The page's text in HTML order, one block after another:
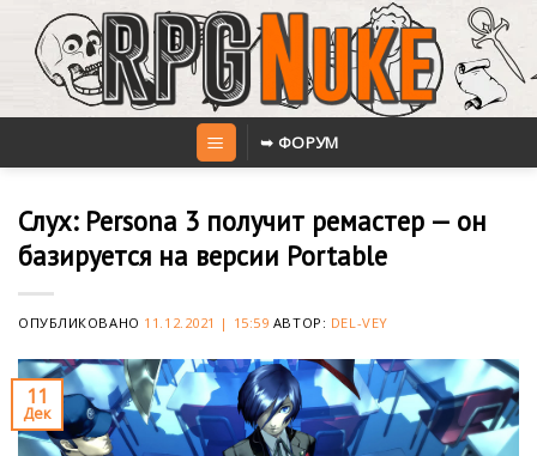
content
➥ ФОРУМ
Слух: Persona 3 получит ремастер — он
базируется на версии Portable
ОПУБЛИКОВАНО 11.12.2021 | 15:59 АВТОР: DEL-VEY
11
Дек